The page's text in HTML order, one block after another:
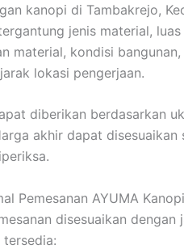
kanopi di Tambakrejo,
jenis material,
material, kondisi
lokasi pengerjaan.
diberikan berdasarkan
akhir dapat
Pemesanan AYUMA Kanopi
disesuaikan
tersedia: